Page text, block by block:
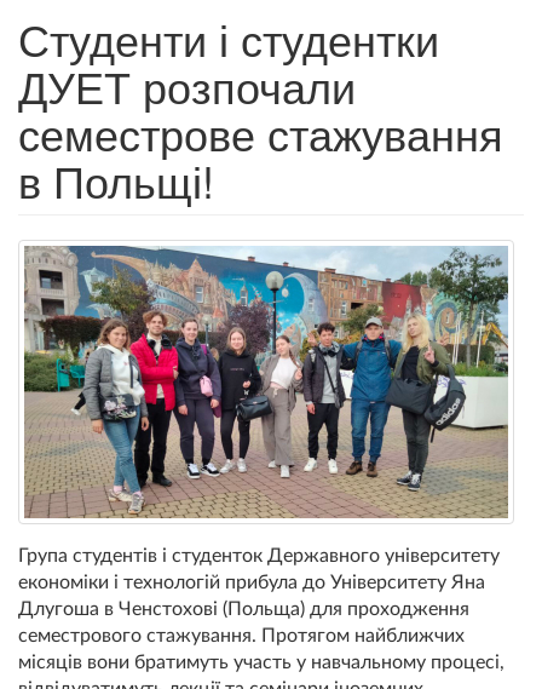
Студенти і студентки
ДУЕТ розпочали
семестрове стажування
в Польщі!
Група студентів і студенток Державного університету
економіки і технологій прибула до Університету Яна
Длугоша в Ченстохові (Польща) для проходження
семестрового стажування. Протягом найближчих
місяців вони братимуть участь у навчальному процесі,